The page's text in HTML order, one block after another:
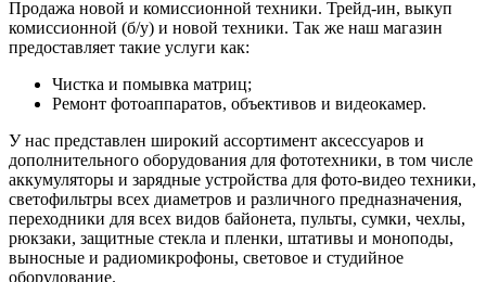
Продажа новой и комиссионной техники. Трейд-ин, выкуп
комиссионной (б/у) и новой техники. Так же наш магазин
предоставляет такие услуги как:
Чистка и помывка матриц;
Ремонт фотоаппаратов, объективов и видеокамер.
У нас представлен широкий ассортимент аксессуаров и
дополнительного оборудования для фототехники, в том числе
аккумуляторы и зарядные устройства для фото-видео техники,
светофильтры всех диаметров и различного предназначения,
переходники для всех видов байонета, пульты, сумки, чехлы,
рюкзаки, защитные стекла и пленки, штативы и моноподы,
выносные и радиомикрофоны, световое и студийное
оборудование.